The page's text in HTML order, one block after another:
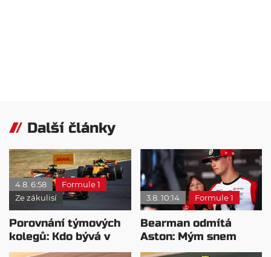
Další články
4.8. 6:58
Formule 1
Ze zákulisí
Porovnání týmových
kolegů: Kdo bývá v
sobotu nejrychlejší?
3.8. 10:14 Formule 1
Bearman odmítá
Aston: Mým snem
zůstává Ferrari